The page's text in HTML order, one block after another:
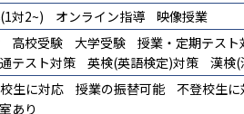
対2~) オンライン指導
映像授業
高校受験 大学受験 授業・定期テスト
テスト対策 英検(英語検定)対策 漢検(
生に対応 授業の振替可能 不登校生に
あり